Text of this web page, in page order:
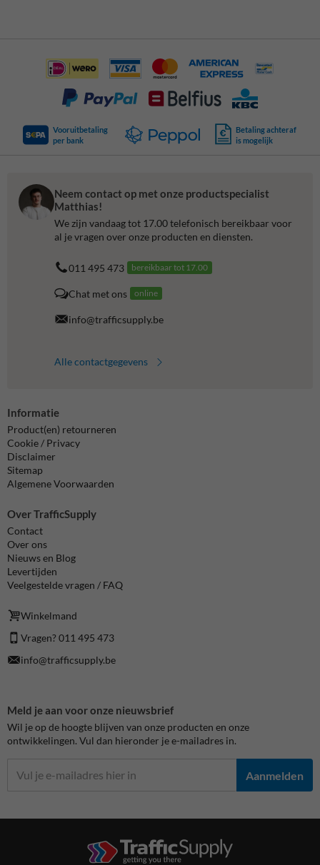
Vooruitbetaling
per bank
Betaling achteraf
is mogelijk
Neem contact op met onze productspecialist
Matthias!
We zijn vandaag tot 17.00 telefonisch bereikbaar voor
al je vragen over onze producten en diensten.
011 495 473 bereikbaar tot 17.00
Chat met ons online
info@trafficsupply.be
Alle contactgegevens
Informatie
Product(en) retourneren
Cookie / Privacy
Disclaimer
Sitemap
Algemene Voorwaarden
Over TrafficSupply
Contact
Over ons
Nieuws en Blog
Levertijden
Veelgestelde vragen / FAQ
Winkelmand
Vragen? 011 495 473
info@trafficsupply.be
Meld je aan voor onze nieuwsbrief
Wil je op de hoogte blijven van onze producten en onze
ontwikkelingen. Vul dan hieronder je e-mailadres in.
Aanmelden